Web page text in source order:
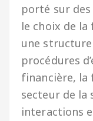
porté sur
le choix de
une
procédures
financière, la
secteur de la
interactions